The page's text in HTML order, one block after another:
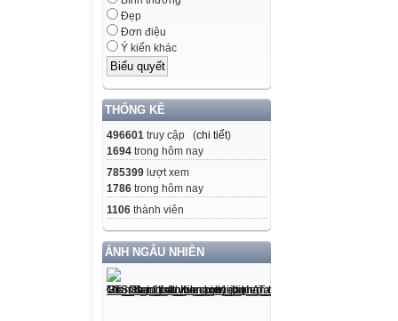
Đẹp
Đơn điệu
Ý kiến khác
THỐNG KÊ
496601 truy cập (chi tiết)
1694 trong hôm nay
785399 lượt xem
1786 trong hôm nay
1106 thành viên
ẢNH NGẪU NHIÊN